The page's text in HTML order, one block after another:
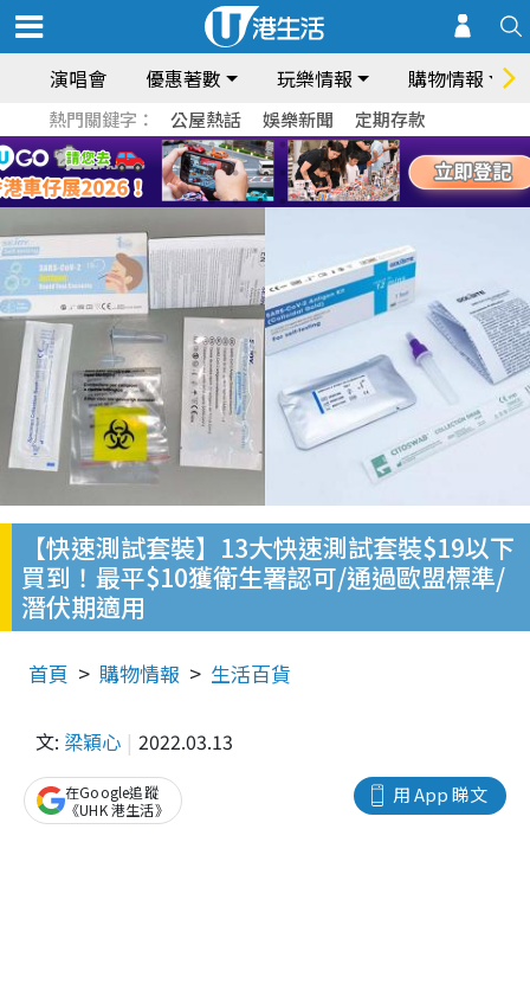
演唱會 優惠著數 玩樂情報 購物情報
熱門關鍵字： 公屋熱話 娛樂新聞 定期存款
【快速測試套裝】13大快速測試套裝$19以下
買到！最平$10獲衛生署認可/通過歐盟標準/
潛伏期適用
首頁 購物情報 生活百貨
文: 梁穎心 2022.03.13
用 App 睇文
在Google追蹤
《UHK 港生活》